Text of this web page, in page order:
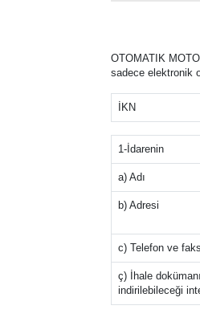
OTOMATIK
sadece elektronik
İKN
1-İdarenin
a) Adı
b) Adresi
c) Telefon ve
ç) İhale
indirilebileceği